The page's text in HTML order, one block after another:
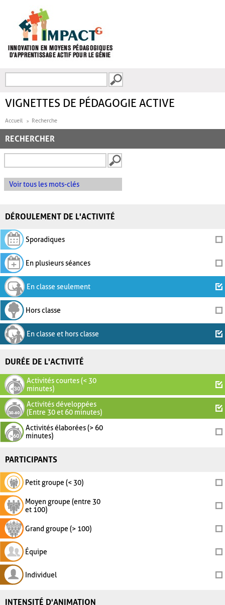
FORMULAIRE DE
VIGNETTES DE PÉDAGOGIE ACTIVE
Accueil Recherche
RECHERCHER
Voir tous les mots-clés
DÉROULEMENT DE L'ACTIVITÉ
Sporadiques
En plusieurs séances
En classe seulement
Hors classe
En classe et hors classe
DURÉE DE L'ACTIVITÉ
Activités courtes (< 30
minutes)
Activités développées
(Entre 30 et 60 minutes)
Activités élaborées (> 60
minutes)
PARTICIPANTS
Petit groupe (< 30)
Moyen groupe (entre 30
et 100)
Grand groupe (> 100)
Équipe
Individuel
INTENSITÉ D'ANIMATION